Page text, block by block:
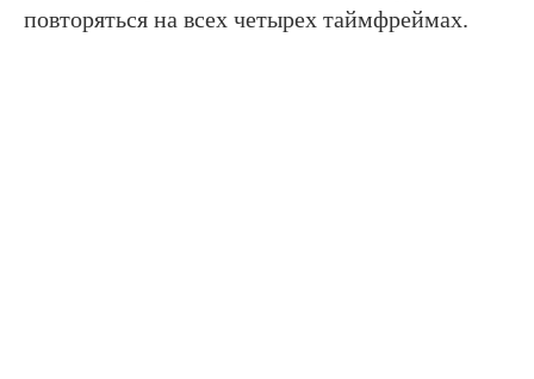
повторяться на всех четырех таймфреймах.